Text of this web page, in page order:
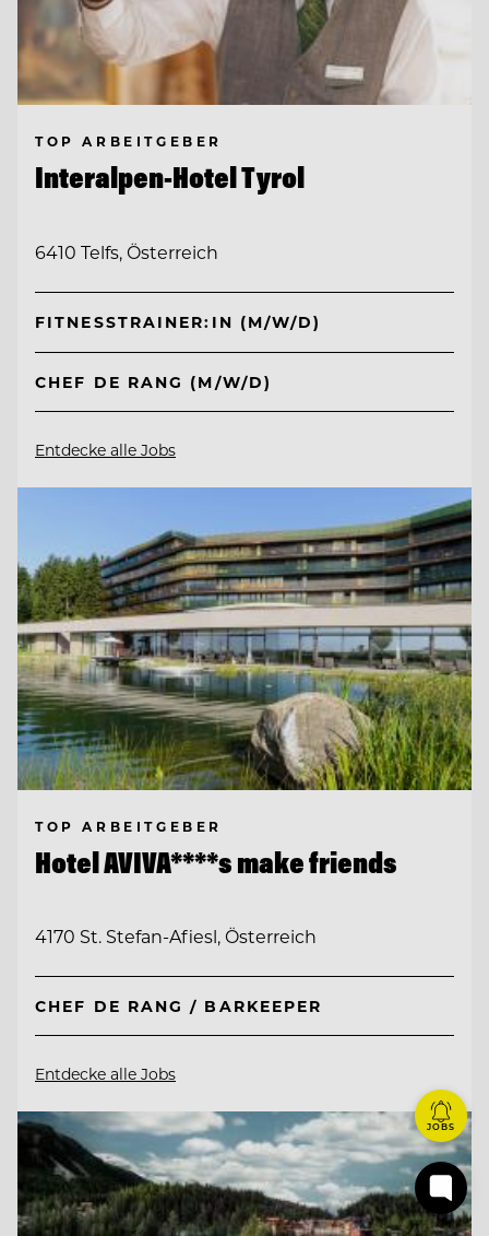
TOP ARBEITGEBER
Interalpen-Hotel Tyrol
6410 Telfs, Österreich
FITNESSTRAINER:IN (M/W/D)
CHEF DE RANG (M/W/D)
Entdecke alle Jobs
TOP ARBEITGEBER
Hotel AVIVA****s make friends
4170 St. Stefan-Afiesl, Österreich
CHEF DE RANG / BARKEEPER
Entdecke alle Jobs
JOBS